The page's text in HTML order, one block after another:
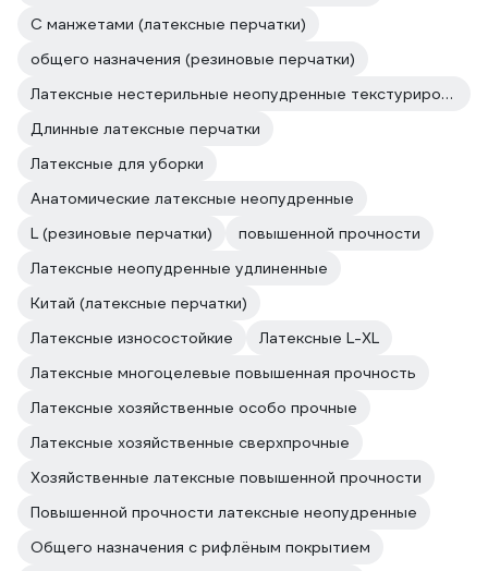
С манжетами (латексные перчатки)
общего назначения (резиновые перчатки)
Латексные нестерильные неопудренные текстурированные
Длинные латексные перчатки
Латексные для уборки
Анатомические латексные неопудренные
L (резиновые перчатки)
повышенной прочности
Латексные неопудренные удлиненные
Китай (латексные перчатки)
Латексные износостойкие
Латексные L-XL
Латексные многоцелевые повышенная прочность
Латексные хозяйственные особо прочные
Латексные хозяйственные сверхпрочные
Хозяйственные латексные повышенной прочности
Повышенной прочности латексные неопудренные
Общего назначения с рифлёным покрытием